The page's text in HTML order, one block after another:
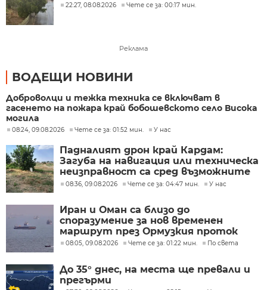
22:27, 08.08.2026 Чете се за: 00:17 мин.
Реклама
ВОДЕЩИ НОВИНИ
Доброволци и тежка техника се включват в
гасенето на пожара край бобошевското село Висока
могила
08:24, 09.08.2026 Чете се за: 01:52 мин. У нас
Падналият дрон край Кардам:
Загуба на навигация или техническа
неизправност са сред възможните
причини
08:36, 09.08.2026 Чете се за: 04:47 мин. У нас
Иран и Оман са близо до
споразумение за нов временен
маршрут през Ормузкия проток
08:05, 09.08.2026 Чете се за: 01:22 мин. По света
До 35° днес, на места ще превали и
прегърми